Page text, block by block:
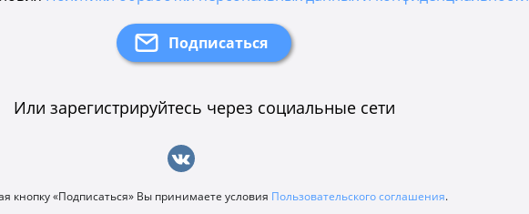
Или зарегистрируйтесь через социальные сети
кнопку «Подписаться» Вы принимаете условия Пользовательского соглашения.